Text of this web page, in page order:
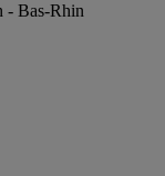
- Bas-Rhin